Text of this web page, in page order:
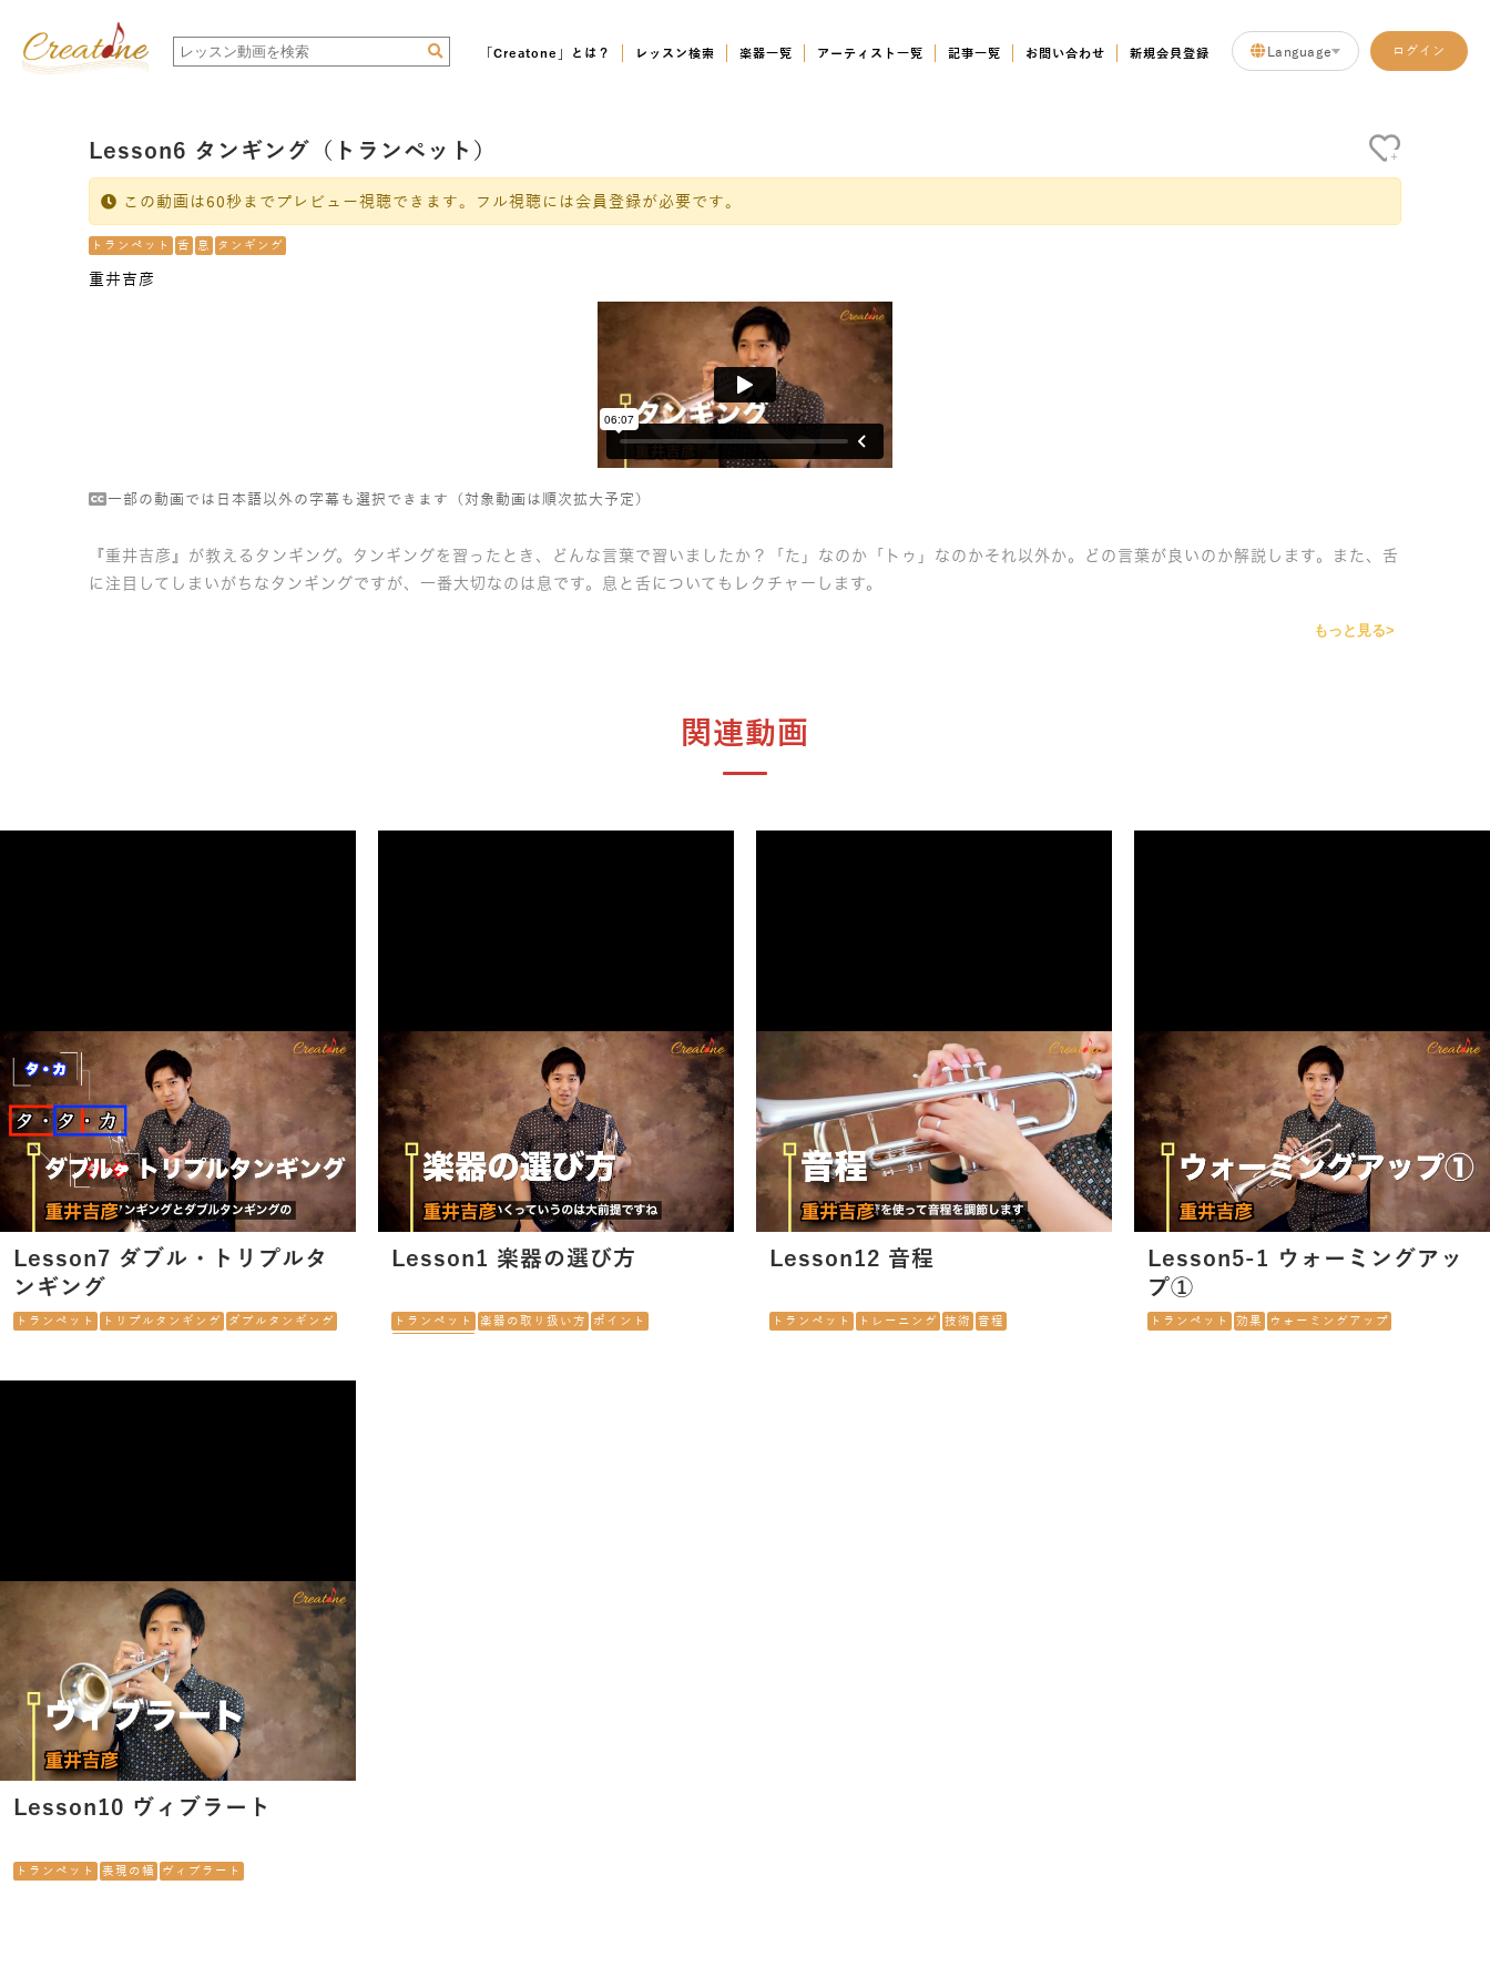
「Creatone」とは？ レッスン検索 楽器一覧 アーティスト一覧 記事一覧 お問い合わせ 新規会員登録 Language ログイン
Lesson6 タンギング（トランペット）
この動画は60秒までプレビュー視聴できます。フル視聴には会員登録が必要です。
トランペット 舌 息 タンギング
重井吉彦
+
一部の動画では日本語以外の字幕も選択できます（対象動画は順次拡大予定）
『重井吉彦』が教えるタンギング。タンギングを習ったとき、どんな言葉で習いましたか？「た」なのか「トゥ」なのかそれ以外か。どの言葉が良いのか解説します。また、舌
に注目してしまいがちなタンギングですが、一番大切なのは息です。息と舌についてもレクチャーします。
もっと見る>
関連動画
Lesson7 ダブル・トリプルタ
ンギング
トランペット トリプルタンギング ダブルタンギング
Lesson1 楽器の選び方
トランペット 楽器の取り扱い方
ポイント
Lesson12 音程
トランペット トレーニング 技術 音程
Lesson5-1 ウォーミングアッ
プ①
トランペット 効果 ウォーミングアップ
Lesson10 ヴィブラート
トランペット 表現の幅 ヴィブラート